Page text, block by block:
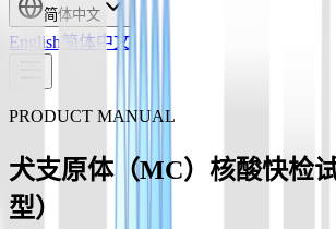
简体中文
English 简体中文
PRODUCT MANUAL
犬支原体（MC）核酸快检
型）